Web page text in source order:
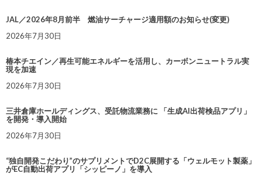
JAL／2026年8月前半 燃油サーチャージ適用額のお知らせ(変更)
2026年7月30日
椿本チエイン／再生可能エネルギーを活用し、カーボンニュートラル実
現を加速
2026年7月30日
三井倉庫ホールディングス、受託物流業務に 「生成AI出荷検品アプリ」
を開発・導入開始
2026年7月30日
“独自開発こだわり”のサプリメントでD2C展開する「ウェルモット製薬」
がEC自動出荷アプリ「シッピーノ」を導入